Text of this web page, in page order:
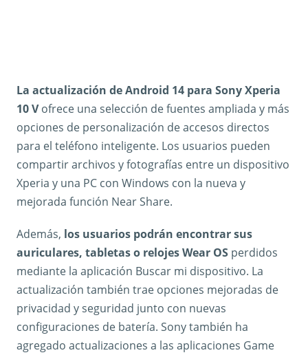
La actualización de Android 14 para Sony Xperia
10 Vofrece una selección de fuentes ampliada y más
opciones de personalización de accesos directos
para el teléfono inteligente. Los usuarios pueden
compartir archivos y fotografías entre un dispositivo
Xperia y una PC con Windows con la nueva y
mejorada función Near Share.
Además, los usuarios podrán encontrar sus
auriculares, tabletas o relojes Wear OS perdidos
mediante la aplicación Buscar mi dispositivo. La
actualización también trae opciones mejoradas de
privacidad y seguridad junto con nuevas
configuraciones de batería. Sony también ha
agregado actualizaciones a las aplicaciones Game